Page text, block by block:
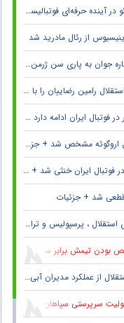
فوتبالیست‌ها و مربیان
از رئال مادرید شد
جوان به پاری سن ژرمن می رود
را با خاک یکسان کرد + جزئیات
ایران ادامه دارد + جزئیات
مشخص شد + جزئیات
ایران خنثی شد + جزئیات
قطعی شد + جزئیات
، پرسپولیس و تراکتور + جزئیات
بودن تیمش برابر سالزبورگ
عملکرد مدیران آبی + جزئیات
سرپرستی سپاهان